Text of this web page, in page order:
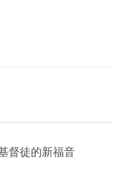
督徒的新福音